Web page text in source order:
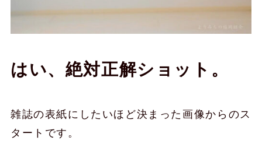
はい、絶対正解ショット。
雑誌の表紙にしたいほど決まった画像からのス
タートです。